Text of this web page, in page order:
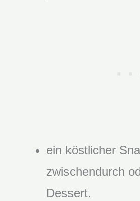
ein köstlicher
zwischendurch
Dessert.